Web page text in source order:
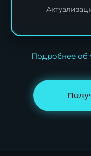
Подробнее об